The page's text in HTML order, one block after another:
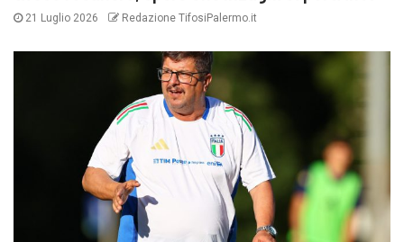
21 Luglio 2026 Redazione TifosiPalermo.it